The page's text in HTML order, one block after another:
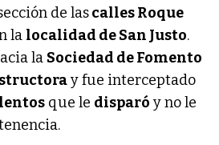
de lascalles Roque
la localidad de San Justo.
la Sociedad de Fomento
y fue interceptado
que le disparó y no le